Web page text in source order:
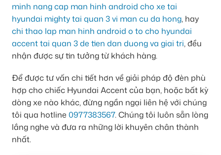
minh nang cap man hinh android cho xe tai
hyundai mighty tai quan 3 vi man cu da hong, hay
chi thao lap man hinh android o to cho hyundai
accent tai quan 3 de tien dan duong va giai tri, đều
nhận được sự tin tưởng từ khách hàng.
Để được tư vấn chi tiết hơn về giải pháp độ đèn phù
hợp cho chiếc Hyundai Accent của bạn, hoặc bất kỳ
dòng xe nào khác, đừng ngần ngại liên hệ với chúng
tôi qua hotline 0977383567. Chúng tôi luôn sẵn lòng
lắng nghe và đưa ra những lời khuyên chân thành
nhất.